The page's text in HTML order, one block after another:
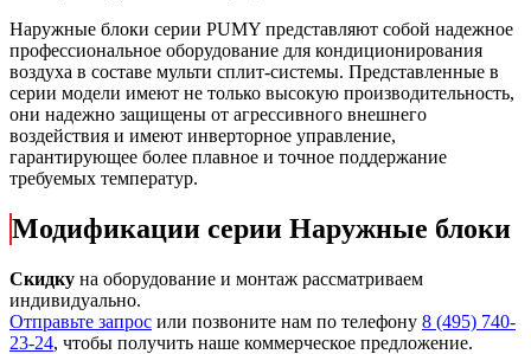
Наружные блоки серии PUMY представляют собой надежное
профессиональное оборудование для кондиционирования
воздуха в составе мульти сплит-системы. Представленные в
серии модели имеют не только высокую производительность,
они надежно защищены от агрессивного внешнего
воздействия и имеют инверторное управление,
гарантирующее более плавное и точное поддержание
требуемых температур.
Модификации серии Наружные блоки
Скидку на оборудование и монтаж рассматриваем
индивидуально.
Отправьте запрос или позвоните нам по телефону 8 (495) 740-
23-24, чтобы получить наше коммерческое предложение.